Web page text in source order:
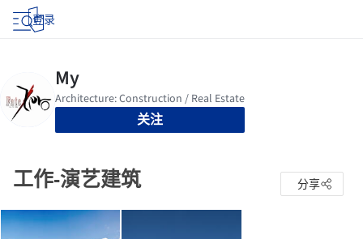
登录
关注
工作-演艺建筑 分享